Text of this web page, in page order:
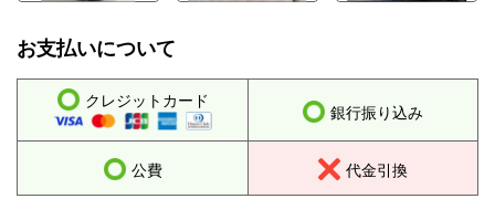
お支払いについて
クレジットカード
銀行振り込み
公費 代金引換